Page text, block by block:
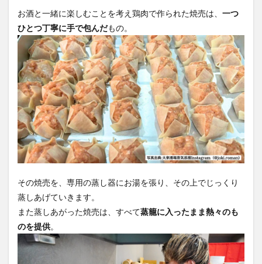
お酒と一緒に楽しむことを考え鶏肉で作られた焼売は、 一つ
ひとつ丁寧に手で包んだもの。
その焼売を、専用の蒸し器にお湯を張り、その上でじっくり
蒸しあげていきます。
また蒸しあがった焼売は、すべて蒸籠に入ったまま熱々のも
のを提供。